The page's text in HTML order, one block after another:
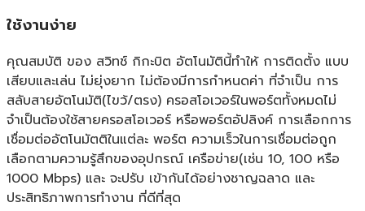
ใช้งานง่าย
คุณสมบัติ ของ สวิทช์ กิกะบิต อัตโนมัตินี้ทำให้ การติดตั้ง แบบ
เสียบและเล่น ไม่ยุ่งยาก ไม่ต้องมีการกำหนดค่า ที่จำเป็น การ
สลับสายอัตโนมัติ(ไขว้/ตรง) ครอสโอเวอร์ในพอร์ตทั้งหมดไม่
จำเป็นต้องใช้สายครอสโอเวอร์ หรือพอร์ตอัปลิงค์ การเลือกการ
เชื่อมต่ออัตโนมัตติในแต่ละ พอร์ต ความเร็วในการเชื่อมต่อถูก
เลือกตามความรู้สึกของอุปกรณ์ เครือข่าย(เช่น 10, 100 หรือ
1000 Mbps) และ จะปรับ เข้ากันได้อย่างชาญฉลาด และ
ประสิทธิภาพการทำงาน ที่ดีที่สุด